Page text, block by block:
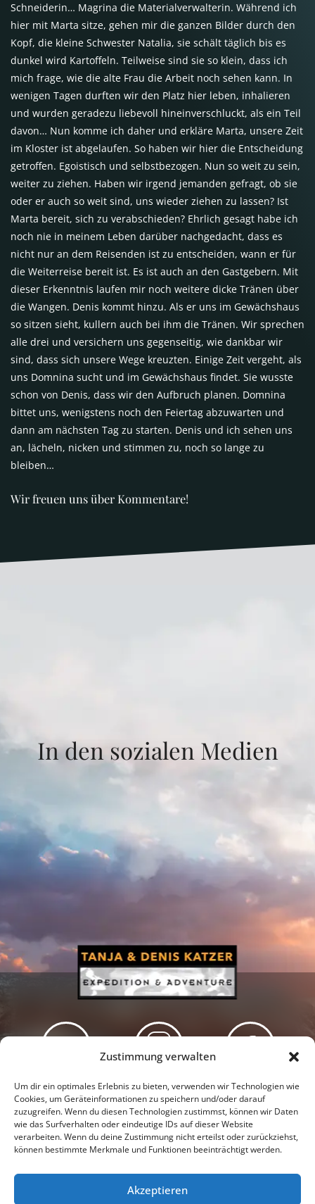
Zustimmung verwalten
Um dir ein optimales Erlebnis zu bieten, verwenden wir Technologien wie
Cookies, um Geräteinformationen zu speichern und/oder darauf
zuzugreifen. Wenn du diesen Technologien zustimmst, können wir Daten
wie das Surfverhalten oder eindeutige IDs auf dieser Website
verarbeiten. Wenn du deine Zustimmung nicht erteilst oder zurückziehst,
können bestimmte Merkmale und Funktionen beeinträchtigt werden.
Akzeptieren
Schneiderin… Magrina die Materialverwalterin. Während ich
hier mit Marta sitze, gehen mir die ganzen Bilder durch den
Kopf, die kleine Schwester Natalia, sie schält täglich bis es
dunkel wird Kartoffeln. Teilweise sind sie so klein, dass ich
mich frage, wie die alte Frau die Arbeit noch sehen kann. In
wenigen Tagen durften wir den Platz hier leben, inhalieren
und wurden geradezu liebevoll hineinverschluckt, als ein Teil
davon… Nun komme ich daher und erkläre Marta, unsere Zeit
im Kloster ist abgelaufen. So haben wir hier die Entscheidung
getroffen. Egoistisch und selbstbezogen. Nun so weit zu sein,
weiter zu ziehen. Haben wir irgend jemanden gefragt, ob sie
oder er auch so weit sind, uns wieder ziehen zu lassen? Ist
Marta bereit, sich zu verabschieden? Ehrlich gesagt habe ich
noch nie in meinem Leben darüber nachgedacht, dass es
nicht nur an dem Reisenden ist zu entscheiden, wann er für
die Weiterreise bereit ist. Es ist auch an den Gastgebern. Mit
dieser Erkenntnis laufen mir noch weitere dicke Tränen über
die Wangen. Denis kommt hinzu. Als er uns im Gewächshaus
so sitzen sieht, kullern auch bei ihm die Tränen. Wir sprechen
alle drei und versichern uns gegenseitig, wie dankbar wir
sind, dass sich unsere Wege kreuzten. Einige Zeit vergeht, als
uns Domnina sucht und im Gewächshaus findet. Sie wusste
schon von Denis, dass wir den Aufbruch planen. Domnina
bittet uns, wenigstens noch den Feiertag abzuwarten und
dann am nächsten Tag zu starten. Denis und ich sehen uns
an, lächeln, nicken und stimmen zu, noch so lange zu
bleiben…
Wir freuen uns über Kommentare!
In den sozialen Medien
Newsletter Podcast Facebook
Datenschutzerklärung